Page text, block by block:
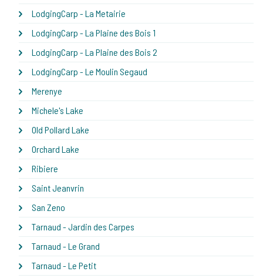
LodgingCarp - La Metairie
LodgingCarp - La Plaine des Bois 1
LodgingCarp - La Plaine des Bois 2
LodgingCarp - Le Moulin Segaud
Merenye
Michele's Lake
Old Pollard Lake
Orchard Lake
Ribiere
Saint Jeanvrin
San Zeno
Tarnaud - Jardin des Carpes
Tarnaud - Le Grand
Tarnaud - Le Petit